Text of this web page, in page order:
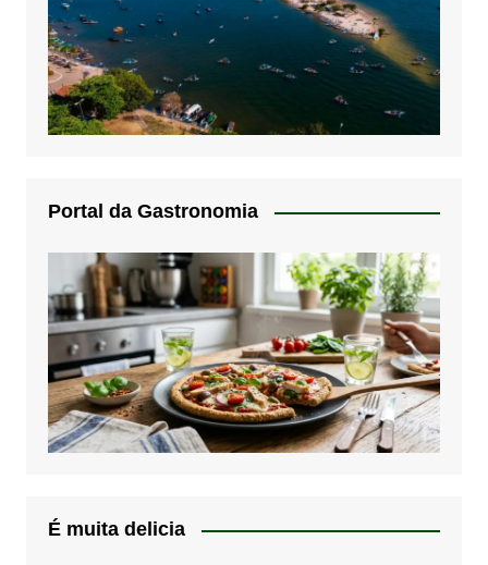
Portal da Gastronomia
É muita delicia